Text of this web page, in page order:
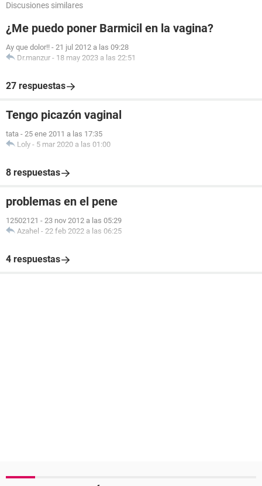
Discusiones similares
¿Me puedo poner Barmicil en la vagina?
Ay que dolor!! - 21 jul 2012 a las 09:28
Dr.manzur - 18 may 2023 a las 22:51
27 respuestas
Tengo picazón vaginal
tata - 25 ene 2011 a las 17:35
Loly - 5 mar 2020 a las 01:00
8 respuestas
problemas en el pene
12502121 - 23 nov 2012 a las 05:29
Azahel - 22 feb 2022 a las 06:25
4 respuestas